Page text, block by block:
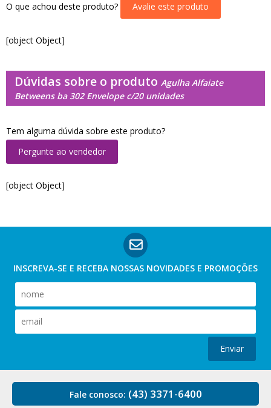
O que achou deste produto? Avalie este produto
[object Object]
Dúvidas sobre o produto Agulha Alfaiate
Betweens ba 302 Envelope c/20 unidades
Tem alguma dúvida sobre este produto?
Pergunte ao vendedor
[object Object]
INSCREVA-SE E RECEBA NOSSAS NOVIDADES E PROMOÇÕES
Enviar
Fale conosco: (43) 3371-6400